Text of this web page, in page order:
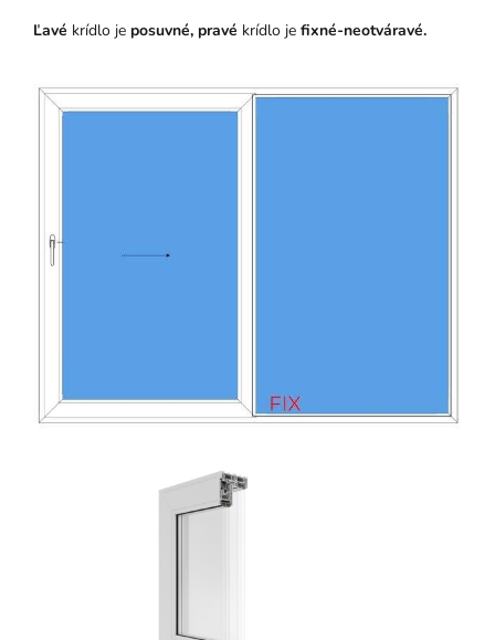
Ľavé krídlo je posuvné, pravé krídlo je fixné-neotváravé.